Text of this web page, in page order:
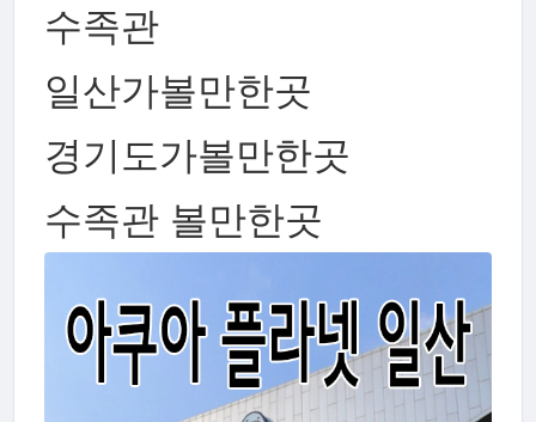
수족관
일산가볼만한곳
경기도가볼만한곳
수족관 볼만한곳